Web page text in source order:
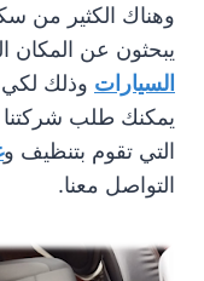
وهناك الكثير من
يبحثون عن
السيارات وذلك
يمكنك طلب شركتنا
التي تقوم بتنظيف و
التواصل معنا.